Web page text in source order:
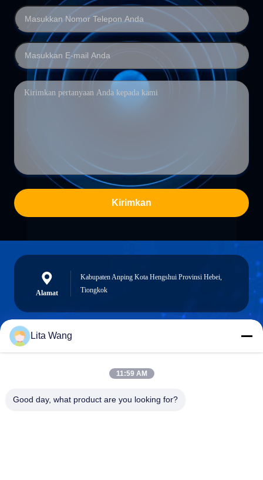
Kirimkan
Alamat
Kabupaten Anping Kota Hengshui Provinsi Hebei,
Tiongkok
Lita Wang
11:59 AM
Good day, what product are you looking for?